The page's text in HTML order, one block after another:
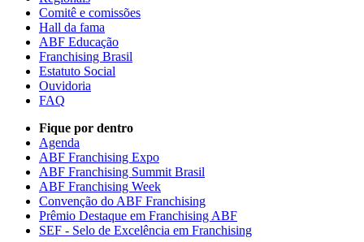
Comitê e comissões
Hall da fama
ABF Educação
Franchising Brasil
Estatuto Social
Ouvidoria
FAQ
Fique por dentro
Agenda
ABF Franchising Expo
ABF Franchising Summit Brasil
ABF Franchising Week
Convenção do ABF Franchising
Prêmio Destaque em Franchising ABF
SEF - Selo de Excelência em Franchising